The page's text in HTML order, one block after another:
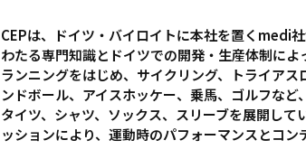
CEPは、ドイツ・バイロイトに本社を置くmedi
わたる専門知識とドイツでの開発・生産体制によ
ランニングをはじめ、サイクリング、トライア
ンドボール、アイスホッケー、乗馬、ゴルフなど
タイツ、シャツ、ソックス、スリーブを展開し
ッションにより、運動時のパフォーマンスとコン